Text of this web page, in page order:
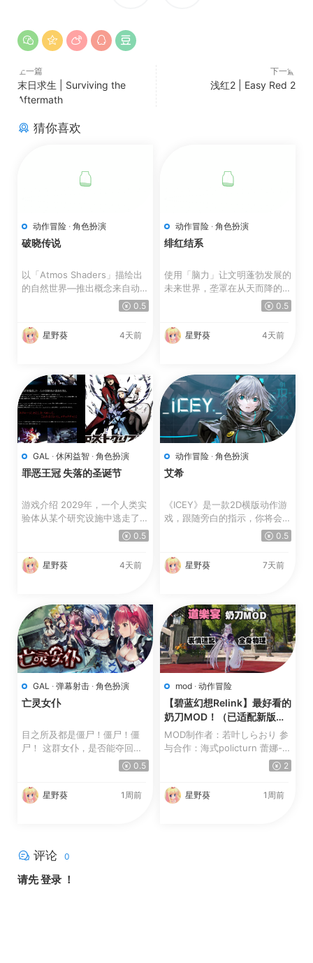
上一篇
末日求生 | Surviving the
Aftermath
下一篇
浅红2 | Easy Red 2
猜你喜欢
动作冒险 · 角色扮演
破晓传说
以「Atmos Shaders」描绘出
的自然世界—推出概念来自动画
风格与水彩画的全新图像着...0.5
星野葵 4天前
动作冒险 · 角色扮演
绯红结系
使用「脑力」让文明蓬勃发展的
未来世界，垄罩在从天而降的
0.5
星野葵 4天前
GAL · 休闲益智 · 角色扮演
罪恶王冠 失落的圣诞节
游戏介绍 2029年，一个人类实
验体从某个研究设施中逃走了。
0.5
星野葵 4天前
动作冒险 · 角色扮演
艾希
《ICEY》是一款2D横版动作游
戏，跟随旁白的指示，你将会通
0.5
星野葵 7天前
GAL · 弹幕射击 · 角色扮演
亡灵女仆
目之所及都是僵尸！僵尸！僵
尸！ 这群女仆，是否能夺回秋
叶原往日的和平！？ 这是...0.5
星野葵 1周前
mod · 动作冒险
【碧蓝幻想Relink】最好看的
奶刀MOD！（已适配新版）
【更新】
MOD制作者：若叶しらおり 参
与合作：海式policturn 蕾娜-
2
星野葵 1周前
评论 0
请先登录 ！